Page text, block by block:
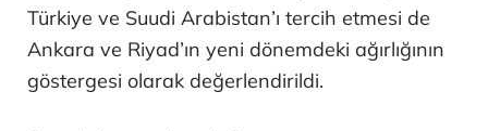
Türkiye ve Suudi Arabistan’ı tercih etmesi de
Ankara ve Riyad’ın yeni dönemdeki ağırlığının
göstergesi olarak değerlendirildi.